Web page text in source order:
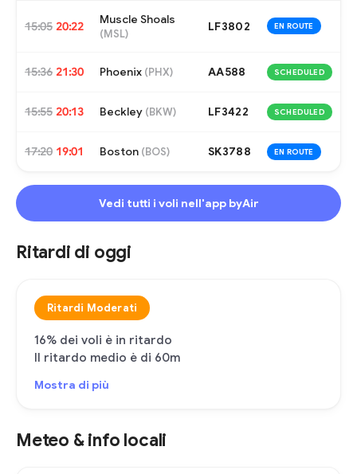
15:05 20:22 Muscle Shoals
(MSL)
LF3802 EN ROUTE
15:36 21:30 Phoenix (PHX) AA588 SCHEDULED
15:55 20:13 Beckley (BKW) LF3422 SCHEDULED
17:20 19:01 Boston (BOS) SK3788 EN ROUTE
Vedi tutti i voli nell'app byAir
Ritardi di oggi
Ritardi Moderati
16% dei voli è in ritardo
Il ritardo medio è di 60m
Mostra di più
Meteo & info locali